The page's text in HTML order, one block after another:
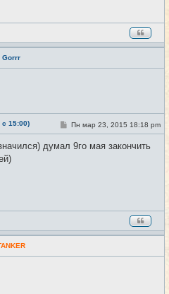
Gorrr
с 15:00) #3
С
о
б
Пн мар 23, 2015 18:18 pm
думал 9го мая закончить